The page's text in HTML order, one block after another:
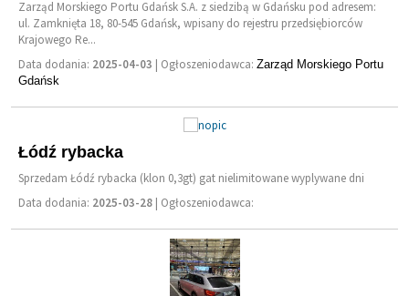
Zarząd Morskiego Portu Gdańsk S.A. z siedzibą w Gdańsku pod adresem:
ul. Zamknięta 18, 80-545 Gdańsk, wpisany do rejestru przedsiębiorców
Krajowego Re...
Data dodania: 2025-04-03 | Ogłoszeniodawca:Zarząd Morskiego Portu
Gdańsk
Łódź rybacka
Sprzedam Łódź rybacka (klon 0,3gt) gat nielimitowane wyplywane dni
Data dodania: 2025-03-28 | Ogłoszeniodawca: